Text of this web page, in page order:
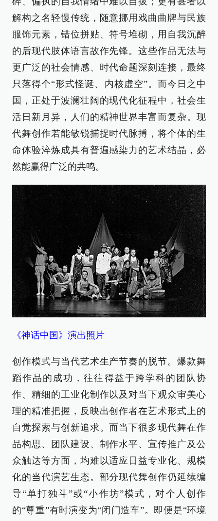
解构之名轻慢传统，随意挪用戏曲曲牌与民族
服饰元素，错位拼贴、符号堆砌，用自我沉醉
的后现代肢体语言故作先锋。这些作品无法与
更广泛的社会情感、时代命题深刻连接，最终
只落得个“形式怪诞、内核虚空”。而今日之中
国，正处于波澜壮阔的现代化征程中，社会生
活日新月异，人们的精神世界丰富而复杂。现
代舞创作若能敏锐捕捉时代脉搏，将个体的生
命体验淬炼成具有普遍感染力的艺术结晶，必
然能赢得广泛的共鸣。
《神话中国》演出照片
创作模式与当代艺术生产节奏的脱节。爆款舞
蹈作品的成功，往往得益于跨学科的团队协
作、精细的工业化制作以及对当下观众审美心
理的精准把握，反映出创作者在艺术形式上的
自觉探索与创新追求。而当下很多现代舞在作
品构思、团队建设、制作水平、宣传推广及公
众触达等方面，均难以适应日益专业化、规模
化的当代演艺生态。部分现代舞创作仍延续编
导“单打独斗”或“小作坊”模式，对个人创作
的“尊重”有时演变为“闭门造车”。即便是“环境